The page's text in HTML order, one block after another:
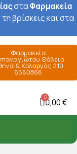
στα Φαρμακεία
βρίσκεις και στα
Φαρμακεία
Θάλεια
& Χολαργός 210
6560866
0,00 €